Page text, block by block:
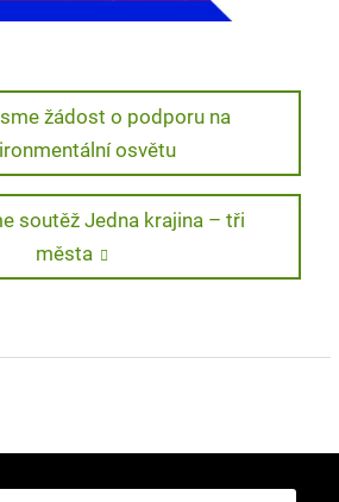
žádost o podporu na
osvětu
soutěž Jedna krajina – tři
města